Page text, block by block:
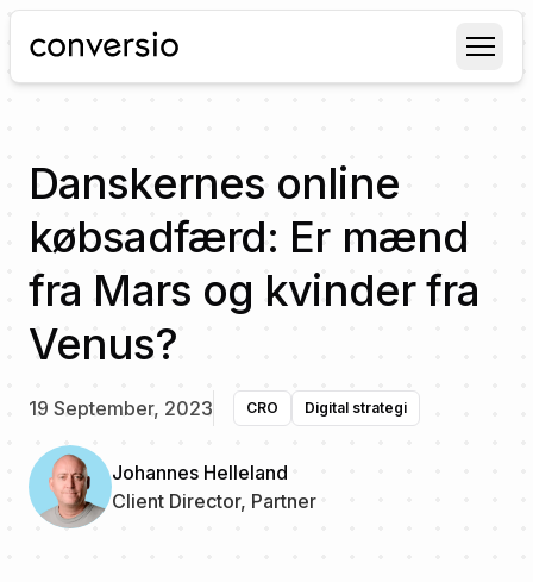
Conversio
Danskernes online
købsadfærd: Er mænd
fra Mars og kvinder fra
Venus?
19 September, 2023 CRO Digital strategi
Johannes Helleland
Client Director, Partner